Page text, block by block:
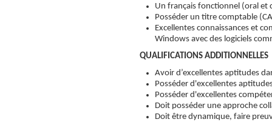
Un français fonctionnel (oral et
Posséder un titre comptable
Excellentes connaissances et
Windows avec des logiciels
QUALIFICATIONS ADDITIONNELLES
Avoir d’excellentes aptitudes
Posséder d'excellentes
Posséder d'excellentes
Doit posséder une approche
Doit être dynamique, faire